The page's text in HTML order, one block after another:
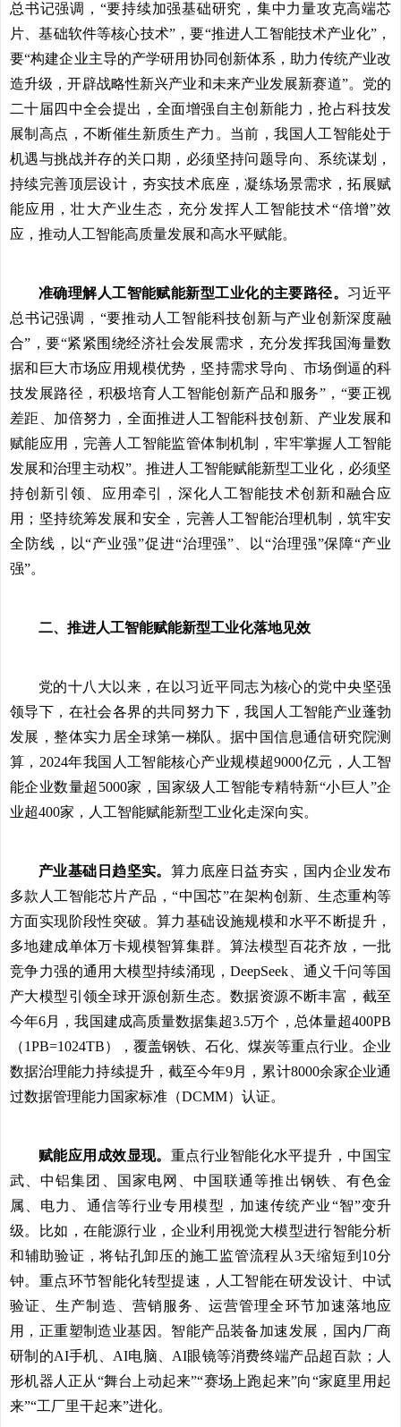
总书记强调，“要持续加强基础研究，集中力量攻克高端芯
片、基础软件等核心技术”，要“推进人工智能技术产业化”，
要“构建企业主导的产学研用协同创新体系，助力传统产业改
造升级，开辟战略性新兴产业和未来产业发展新赛道”。党的
二十届四中全会提出，全面增强自主创新能力，抢占科技发
展制高点，不断催生新质生产力。当前，我国人工智能处于
机遇与挑战并存的关口期，必须坚持问题导向、系统谋划，
持续完善顶层设计，夯实技术底座，凝练场景需求，拓展赋
能应用，壮大产业生态，充分发挥人工智能技术“倍增”效
应，推动人工智能高质量发展和高水平赋能。
准确理解人工智能赋能新型工业化的主要路径。 习近平
总书记强调，“要推动人工智能科技创新与产业创新深度融
合”，要“紧紧围绕经济社会发展需求，充分发挥我国海量数
据和巨大市场应用规模优势，坚持需求导向、市场倒逼的科
技发展路径，积极培育人工智能创新产品和服务”，“要正视
差距、加倍努力，全面推进人工智能科技创新、产业发展和
赋能应用，完善人工智能监管体制机制，牢牢掌握人工智能
发展和治理主动权”。推进人工智能赋能新型工业化，必须坚
持创新引领、应用牵引，深化人工智能技术创新和融合应
用；坚持统筹发展和安全，完善人工智能治理机制，筑牢安
全防线，以“产业强”促进“治理强”、以“治理强”保障“产业
强”。
二、推进人工智能赋能新型工业化落地见效
党的十八大以来，在以习近平同志为核心的党中央坚强
领导下，在社会各界的共同努力下，我国人工智能产业蓬勃
发展，整体实力居全球第一梯队。据中国信息通信研究院测
算，2024年我国人工智能核心产业规模超9000亿元，人工智
能企业数量超5000家，国家级人工智能专精特新“小巨人”企
业超400家，人工智能赋能新型工业化走深向实。
产业基础日趋坚实。 算力底座日益夯实，国内企业发布
多款人工智能芯片产品，“中国芯”在架构创新、生态重构等
方面实现阶段性突破。算力基础设施规模和水平不断提升，
多地建成单体万卡规模智算集群。算法模型百花齐放，一批
竞争力强的通用大模型持续涌现，DeepSeek、通义千问等国
产大模型引领全球开源创新生态。数据资源不断丰富，截至
今年6月，我国建成高质量数据集超3.5万个，总体量超400PB
（1PB=1024TB），覆盖钢铁、石化、煤炭等重点行业。企业
数据治理能力持续提升，截至今年9月，累计8000余家企业通
过数据管理能力国家标准（DCMM）认证。
赋能应用成效显现。 重点行业智能化水平提升，中国宝
武、中铝集团、国家电网、中国联通等推出钢铁、有色金
属、电力、通信等行业专用模型，加速传统产业“智”变升
级。比如，在能源行业，企业利用视觉大模型进行智能分析
和辅助验证，将钻孔卸压的施工监管流程从3天缩短到10分
钟。重点环节智能化转型提速，人工智能在研发设计、中试
验证、生产制造、营销服务、运营管理全环节加速落地应
用，正重塑制造业基因。智能产品装备加速发展，国内厂商
研制的AI手机、AI电脑、AI眼镜等消费终端产品超百款；人
形机器人正从“舞台上动起来”“赛场上跑起来”向“家庭里用起
来”“工厂里干起来”进化。